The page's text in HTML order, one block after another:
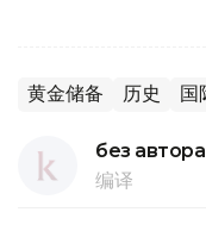
黄金储备 历史 国
без автора
编译